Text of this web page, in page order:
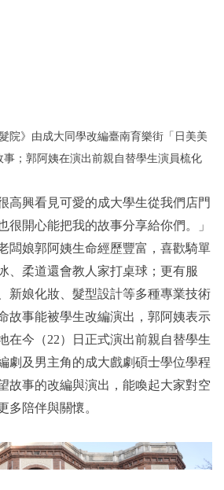
院》由成大同學改編臺南育樂街「日美美
；郭阿姨在演出前親自替學生演員梳化
高興看見可愛的成大學生從我們店門
很開心能把我的故事分享給你們。」
闆娘郭阿姨生命經歷豐富，喜歡騎單
、柔道還會教人家打桌球；更有服
新娘化妝、髮型設計等多種專業技術
故事能被學生改編演出，郭阿姨表示
在今（22）日正式演出前親自替學生
劇及男主角的成大戲劇碩士學位學程
故事的改編與演出，能喚起大家對空
多陪伴與關懷。